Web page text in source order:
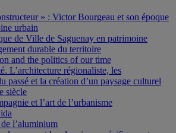
» : Victor Bourgeau et son époque
urbain
de Ville de Saguenay en patrimoine
durable du territoire
and the politics of our time
L’architecture régionaliste, les
passé et la création d’un paysage culturel
siècle
et l’art de l’urbanisme
l’aluminium